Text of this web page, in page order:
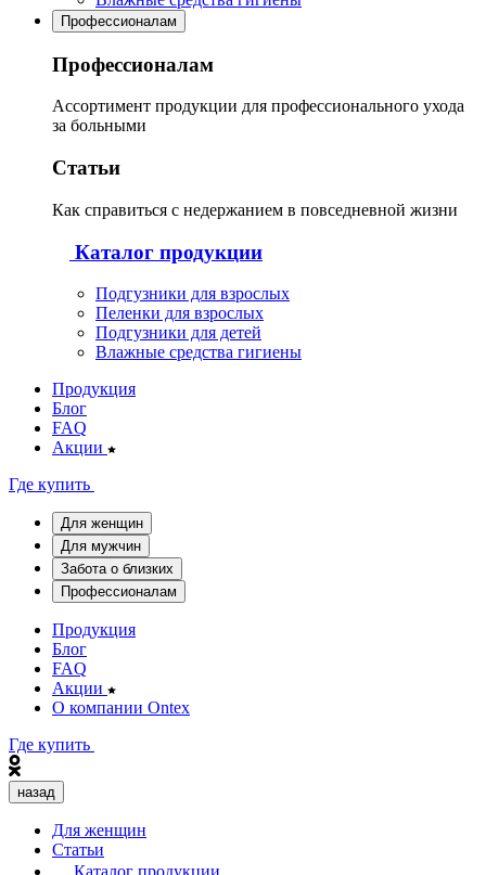
Профессионалам
Профессионалам
Ассортимент продукции для профессионального ухода
за больными
Статьи
Как справиться с недержанием в повседневной жизни
Каталог продукции
Подгузники для взрослых
Пеленки для взрослых
Подгузники для детей
Влажные средства гигиены
Продукция
Блог
FAQ
Акции
Где купить
Для женщин
Для мужчин
Забота о близких
Профессионалам
Продукция
Блог
FAQ
Акции
О компании Ontex
Где купить
назад
Для женщин
Статьи